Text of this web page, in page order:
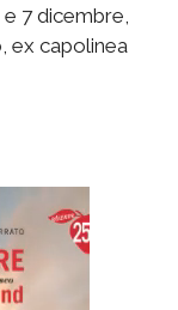
7 dicembre,
ex capolinea